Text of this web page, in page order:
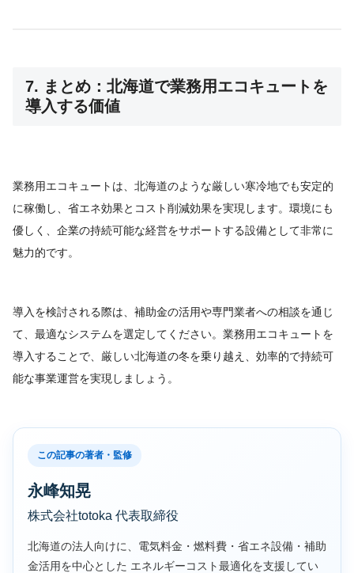
7. まとめ：北海道で業務用エコキュートを
導入する価値
業務用エコキュートは、北海道のような厳しい寒冷地でも安定的
に稼働し、省エネ効果とコスト削減効果を実現します。環境にも
優しく、企業の持続可能な経営をサポートする設備として非常に
魅力的です。
導入を検討される際は、補助金の活用や専門業者への相談を通じ
て、最適なシステムを選定してください。業務用エコキュートを
導入することで、厳しい北海道の冬を乗り越え、効率的で持続可
能な事業運営を実現しましょう。
この記事の著者・監修
永峰知晃
株式会社totoka 代表取締役
北海道の法人向けに、電気料金・燃料費・省エネ設備・補助
金活用を中心とした エネルギーコスト最適化を支援してい